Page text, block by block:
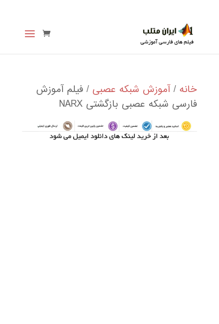
خانه /آموزش شبکه عصبی / فیلم آموزش
فارسی شبکه عصبی بازگشتی NARX